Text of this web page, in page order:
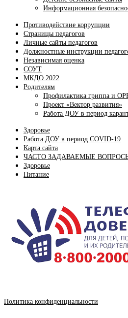
Информационная
Противодействие коррупции
Страницы педагогов
Личные сайты педагогов
Должностные инструкции
Независимая оценка
СОУТ
МКДО 2022
Родителям
Профилактика гриппа и
Проект «Вектор развития»
Работа ДОУ в период
Здоровье
Работа ДОУ в период COVID-19
Карта сайта
ЧАСТО ЗАДАВАЕМЫЕ
Здоровье
Питание
Политика конфиденциальности